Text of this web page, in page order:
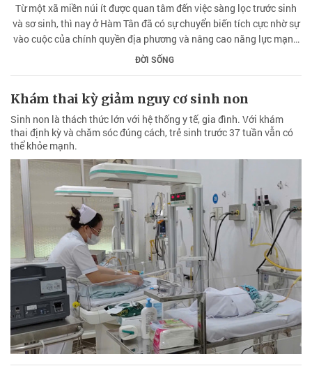
Từ một xã miền núi ít được quan tâm đến việc sàng lọc trước sinh
và sơ sinh, thì nay ở Hàm Tân đã có sự chuyển biến tích cực nhờ sự
vào cuộc của chính quyền địa phương và nâng cao năng lực mạng
lưới y tế cơ sở.
ĐỜI SỐNG
Khám thai kỳ giảm nguy cơ sinh non
Sinh non là thách thức lớn với hệ thống y tế, gia đình. Với khám
thai định kỳ và chăm sóc đúng cách, trẻ sinh trước 37 tuần vẫn có
thể khỏe mạnh.